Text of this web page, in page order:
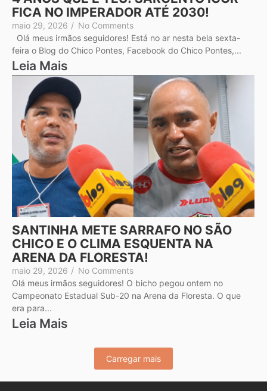
FICA NO IMPERADOR ATÉ 2030!
maio 29, 2026 / No Comments
Olá meus irmãos seguidores! Está no ar nesta bela sexta-
feira o Blog do Chico Pontes, Facebook do Chico Pontes,...
Leia Mais
SANTINHA METE SARRAFO NO SÃO
CHICO E O CLIMA ESQUENTA NA
ARENA DA FLORESTA!
maio 29, 2026 / No Comments
Olá meus irmãos seguidores! O bicho pegou ontem no
Campeonato Estadual Sub-20 na Arena da Floresta. O que
era para...
Leia Mais
Carregar mais